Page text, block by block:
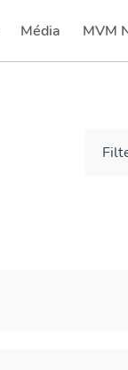
Média MVM